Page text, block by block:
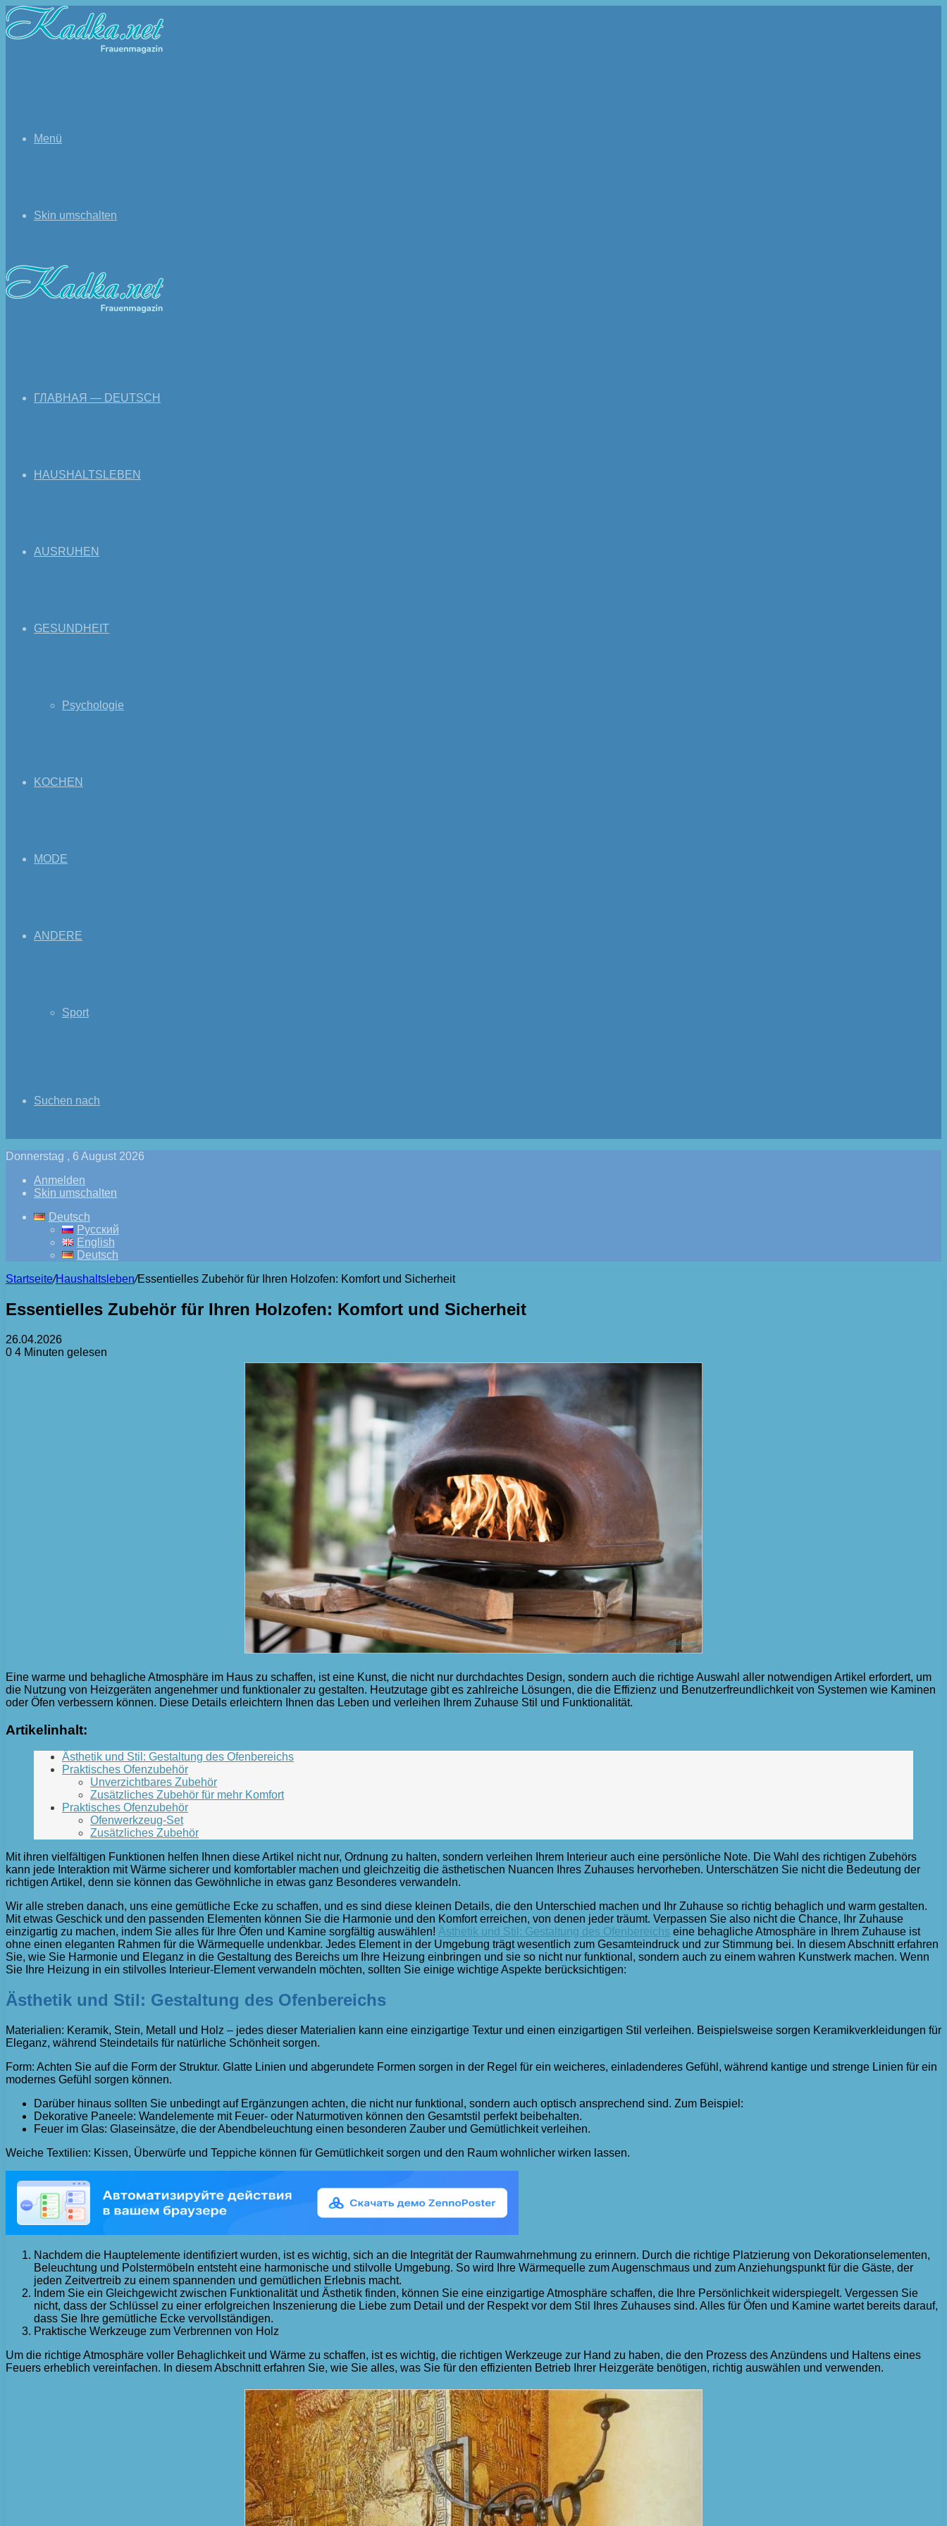
Menü
Skin umschalten
ГЛАВНАЯ — DEUTSCH
HAUSHALTSLEBEN
AUSRUHEN
GESUNDHEIT
Psychologie
KOCHEN
MODE
ANDERE
Sport
Suchen nach
Donnerstag , 6 August 2026
Anmelden
Skin umschalten
Deutsch
Русский
English
Deutsch
Startseite/Haushaltsleben/Essentielles Zubehör für Ihren Holzofen: Komfort und Sicherheit
Essentielles Zubehör für Ihren Holzofen: Komfort und Sicherheit
26.04.2026
0 4 Minuten gelesen
Eine warme und behagliche Atmosphäre im Haus zu schaffen, ist eine Kunst, die nicht nur durchdachtes Design, sondern auch die richtige Auswahl aller notwendigen Artikel erfordert, um
die Nutzung von Heizgeräten angenehmer und funktionaler zu gestalten. Heutzutage gibt es zahlreiche Lösungen, die die Effizienz und Benutzerfreundlichkeit von Systemen wie Kaminen
oder Öfen verbessern können. Diese Details erleichtern Ihnen das Leben und verleihen Ihrem Zuhause Stil und Funktionalität.
Artikelinhalt:
Ästhetik und Stil: Gestaltung des Ofenbereichs
Praktisches Ofenzubehör
Unverzichtbares Zubehör
Zusätzliches Zubehör für mehr Komfort
Praktisches Ofenzubehör
Ofenwerkzeug-Set
Zusätzliches Zubehör
Mit ihren vielfältigen Funktionen helfen Ihnen diese Artikel nicht nur, Ordnung zu halten, sondern verleihen Ihrem Interieur auch eine persönliche Note. Die Wahl des richtigen Zubehörs
kann jede Interaktion mit Wärme sicherer und komfortabler machen und gleichzeitig die ästhetischen Nuancen Ihres Zuhauses hervorheben. Unterschätzen Sie nicht die Bedeutung der
richtigen Artikel, denn sie können das Gewöhnliche in etwas ganz Besonderes verwandeln.
Wir alle streben danach, uns eine gemütliche Ecke zu schaffen, und es sind diese kleinen Details, die den Unterschied machen und Ihr Zuhause so richtig behaglich und warm gestalten.
Mit etwas Geschick und den passenden Elementen können Sie die Harmonie und den Komfort erreichen, von denen jeder träumt. Verpassen Sie also nicht die Chance, Ihr Zuhause
einzigartig zu machen, indem Sie alles für Ihre Öfen und Kamine sorgfältig auswählen! Ästhetik und Stil: Gestaltung des Ofenbereichs eine behagliche Atmosphäre in Ihrem Zuhause ist
ohne einen eleganten Rahmen für die Wärmequelle undenkbar. Jedes Element in der Umgebung trägt wesentlich zum Gesamteindruck und zur Stimmung bei. In diesem Abschnitt erfahren
Sie, wie Sie Harmonie und Eleganz in die Gestaltung des Bereichs um Ihre Heizung einbringen und sie so nicht nur funktional, sondern auch zu einem wahren Kunstwerk machen. Wenn
Sie Ihre Heizung in ein stilvolles Interieur-Element verwandeln möchten, sollten Sie einige wichtige Aspekte berücksichtigen:
Ästhetik und Stil: Gestaltung des Ofenbereichs
Materialien: Keramik, Stein, Metall und Holz – jedes dieser Materialien kann eine einzigartige Textur und einen einzigartigen Stil verleihen. Beispielsweise sorgen Keramikverkleidungen für
Eleganz, während Steindetails für natürliche Schönheit sorgen.
Form: Achten Sie auf die Form der Struktur. Glatte Linien und abgerundete Formen sorgen in der Regel für ein weicheres, einladenderes Gefühl, während kantige und strenge Linien für ein
modernes Gefühl sorgen können.
Darüber hinaus sollten Sie unbedingt auf Ergänzungen achten, die nicht nur funktional, sondern auch optisch ansprechend sind. Zum Beispiel:
Dekorative Paneele: Wandelemente mit Feuer- oder Naturmotiven können den Gesamtstil perfekt beibehalten.
Feuer im Glas: Glaseinsätze, die der Abendbeleuchtung einen besonderen Zauber und Gemütlichkeit verleihen.
Weiche Textilien: Kissen, Überwürfe und Teppiche können für Gemütlichkeit sorgen und den Raum wohnlicher wirken lassen.
Nachdem die Hauptelemente identifiziert wurden, ist es wichtig, sich an die Integrität der Raumwahrnehmung zu erinnern. Durch die richtige Platzierung von Dekorationselementen,
Beleuchtung und Polstermöbeln entsteht eine harmonische und stilvolle Umgebung. So wird Ihre Wärmequelle zum Augenschmaus und zum Anziehungspunkt für die Gäste, der
jeden Zeitvertreib zu einem spannenden und gemütlichen Erlebnis macht.
Indem Sie ein Gleichgewicht zwischen Funktionalität und Ästhetik finden, können Sie eine einzigartige Atmosphäre schaffen, die Ihre Persönlichkeit widerspiegelt. Vergessen Sie
nicht, dass der Schlüssel zu einer erfolgreichen Inszenierung die Liebe zum Detail und der Respekt vor dem Stil Ihres Zuhauses sind. Alles für Öfen und Kamine wartet bereits darauf,
dass Sie Ihre gemütliche Ecke vervollständigen.
Praktische Werkzeuge zum Verbrennen von Holz
Um die richtige Atmosphäre voller Behaglichkeit und Wärme zu schaffen, ist es wichtig, die richtigen Werkzeuge zur Hand zu haben, die den Prozess des Anzündens und Haltens eines
Feuers erheblich vereinfachen. In diesem Abschnitt erfahren Sie, wie Sie alles, was Sie für den effizienten Betrieb Ihrer Heizgeräte benötigen, richtig auswählen und verwenden.